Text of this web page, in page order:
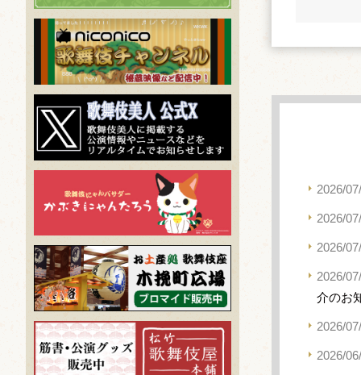
2026/
2026/
2026/
2026/
介のお
2026/
2026/